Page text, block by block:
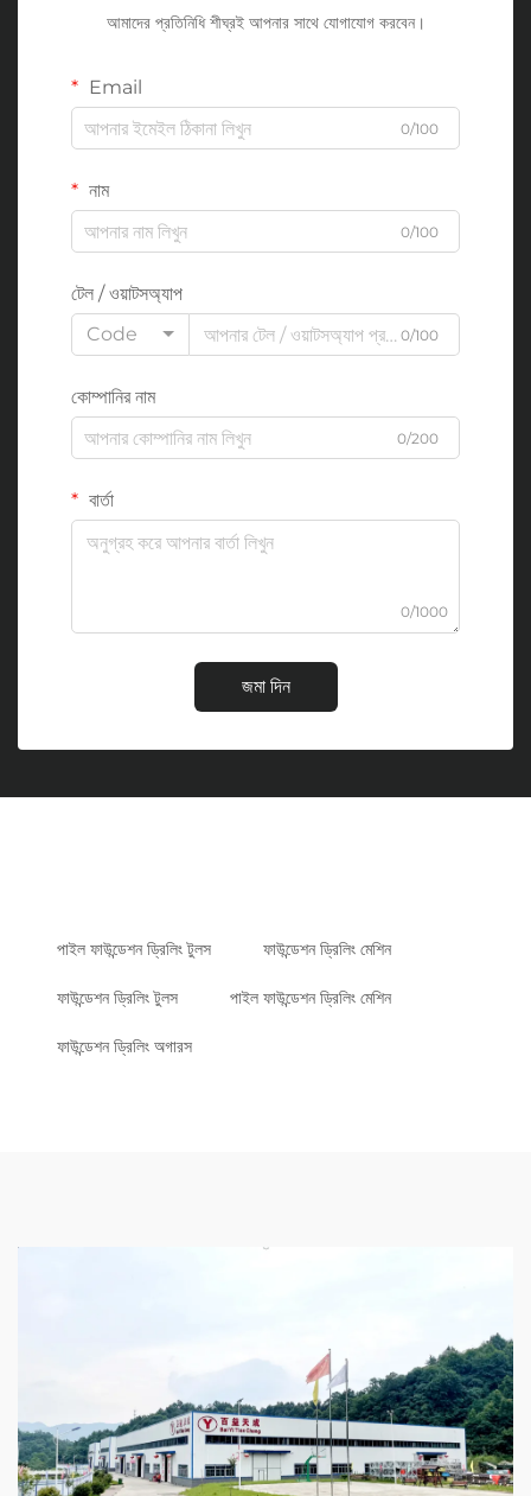
আমাদের প্রতিনিধি শীঘ্রই আপনার সাথে যোগাযোগ করবেন।
Email
0/100
নাম
0/100
টেল / ওয়াটসঅ্যাপ
Code
0/100
কোম্পানির নাম
0/200
বার্তা
0/1000
জমা দিন
পাইল ফাউন্ডেশন ড্রিলিং টুলস ফাউন্ডেশন ড্রিলিং মেশিন
ফাউন্ডেশন ড্রিলিং টুলস পাইল ফাউন্ডেশন ড্রিলিং মেশিন
ফাউন্ডেশন ড্রিলিং অগারস